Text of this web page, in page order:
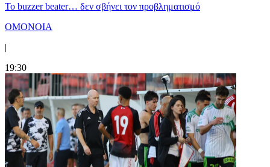
Το buzzer beater… δεν σβήνει τoν προβληματισμό
ΟΜΟΝΟΙΑ
|
19:30